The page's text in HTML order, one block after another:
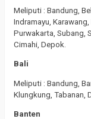
Meliputi : Bandung,
Indramayu,
Purwakarta, Subang,
Cimahi, Depok.
Bali
Meliputi : Bandung,
Klungkung, Tabanan,
Banten